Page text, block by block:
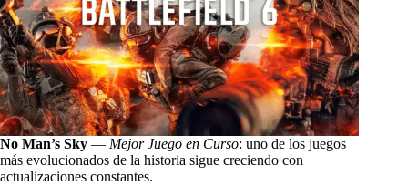
No Man’s Sky — Mejor Juego en Curso: uno de los juegos
más evolucionados de la historia sigue creciendo con
actualizaciones constantes.